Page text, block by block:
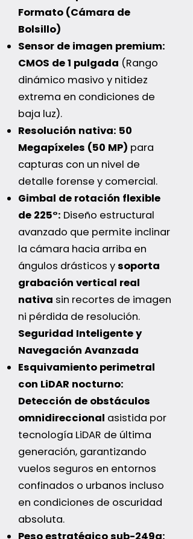
Formato (Cámara de
Bolsillo)
Sensor de imagen premium:
CMOS de 1 pulgada (Rango
dinámico masivo y nitidez
extrema en condiciones de
baja luz).
Resolución nativa: 50
Megapíxeles (50 MP) para
capturas con un nivel de
detalle forense y comercial.
Gimbal de rotación flexible
de 225°: Diseño estructural
avanzado que permite inclinar
la cámara hacia arriba en
ángulos drásticos ysoporta
grabación vertical real
nativa sin recortes de imagen
ni pérdida de resolución.
Seguridad Inteligente y
Navegación Avanzada
Esquivamiento perimetral
con LiDAR nocturno:
Detección de obstáculos
omnidireccional asistida por
tecnología LiDAR de última
generación, garantizando
vuelos seguros en entornos
confinados o urbanos incluso
en condiciones de oscuridad
absoluta.